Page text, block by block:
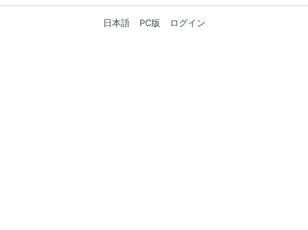
日本語 PC版 ログイン